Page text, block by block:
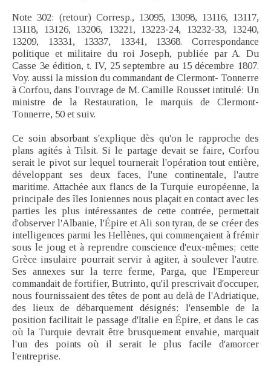
Note 302: (retour) Corresp., 13095, 13098, 13116, 13117,
13118, 13126, 13206, 13221, 13223-24, 13232-33, 13240,
13209, 13331, 13337, 13341, 13368. Correspondance
politique et militaire du roi Joseph, publiée par A. Du
Casse 3e édition, t. IV, 25 septembre au 15 décembre 1807.
Voy. aussi la mission du commandant de Clermont- Tonnerre
à Corfou, dans l'ouvrage de M. Camille Rousset intitulé: Un
ministre de la Restauration, le marquis de Clermont-
Tonnerre, 50 et suiv.
Ce soin absorbant s'explique dès qu'on le rapproche des
plans agités à Tilsit. Si le partage devait se faire, Corfou
serait le pivot sur lequel tournerait l'opération tout entière,
développant ses deux faces, l'une continentale, l'autre
maritime. Attachée aux flancs de la Turquie européenne, la
principale des îles Ioniennes nous plaçait en contact avec les
parties les plus intéressantes de cette contrée, permettait
d'observer l'Albanie, l'Épire et Ali son tyran, de se créer des
intelligences parmi les Hellènes, qui commençaient à frémir
sous le joug et à reprendre conscience d'eux-mêmes; cette
Grèce insulaire pourrait servir à agiter, à soulever l'autre.
Ses annexes sur la terre ferme, Parga, que l'Empereur
commandait de fortifier, Butrinto, qu'il prescrivait d'occuper,
nous fournissaient des têtes de pont au delà de l'Adriatique,
des lieux de débarquement désignés; l'ensemble de la
position facilitait le passage d'Italie en Épire, et dans le cas
où la Turquie devrait être brusquement envahie, marquait
l'un des points où il serait le plus facile d'amorcer
l'entreprise.